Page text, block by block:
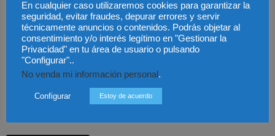
Save my name, email, and website in this browser for the next time I
En cualquier caso utilizaremos cookies para garantizar la
seguridad, evitar fraudes, depurar errores y servir
técnicamente anuncios o contenidos. Podrás objetar al
consentimiento y/o interés legítimo en "Gestionar la
Privacidad" en tu área de usuario o pulsando
"Configurar"..
No venda mi información personal .
Configurar Estoy de acuerdo